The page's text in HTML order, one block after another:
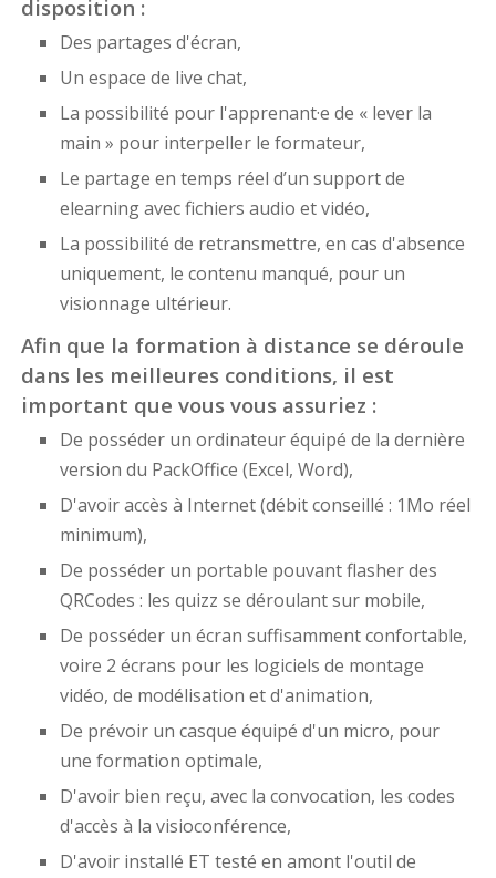
disposition :
Des partages d'écran,
Un espace de live chat,
La possibilité pour l'apprenant·e de « lever la
main » pour interpeller le formateur,
Le partage en temps réel d’un support de
elearning avec fichiers audio et vidéo,
La possibilité de retransmettre, en cas d'absence
uniquement, le contenu manqué, pour un
visionnage ultérieur.
Afin que la formation à distance se déroule
dans les meilleures conditions, il est
important que vous vous assuriez :
De posséder un ordinateur équipé de la dernière
version du PackOffice (Excel, Word),
D'avoir accès à Internet (débit conseillé : 1Mo réel
minimum),
De posséder un portable pouvant flasher des
QRCodes : les quizz se déroulant sur mobile,
De posséder un écran suffisamment confortable,
voire 2 écrans pour les logiciels de montage
vidéo, de modélisation et d'animation,
De prévoir un casque équipé d'un micro, pour
une formation optimale,
D'avoir bien reçu, avec la convocation, les codes
d'accès à la visioconférence,
D'avoir installé ET testé en amont l'outil de